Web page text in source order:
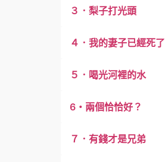
３．梨子打光頭
４．我的妻子已經死了
５．喝光河裡的水
6・兩個恰恰好？
７．有錢才是兄弟